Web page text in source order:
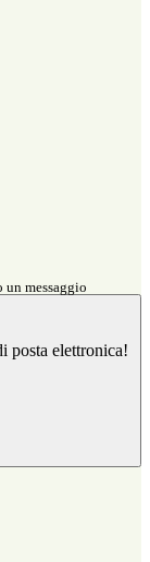
un messaggio
posta elettronica!